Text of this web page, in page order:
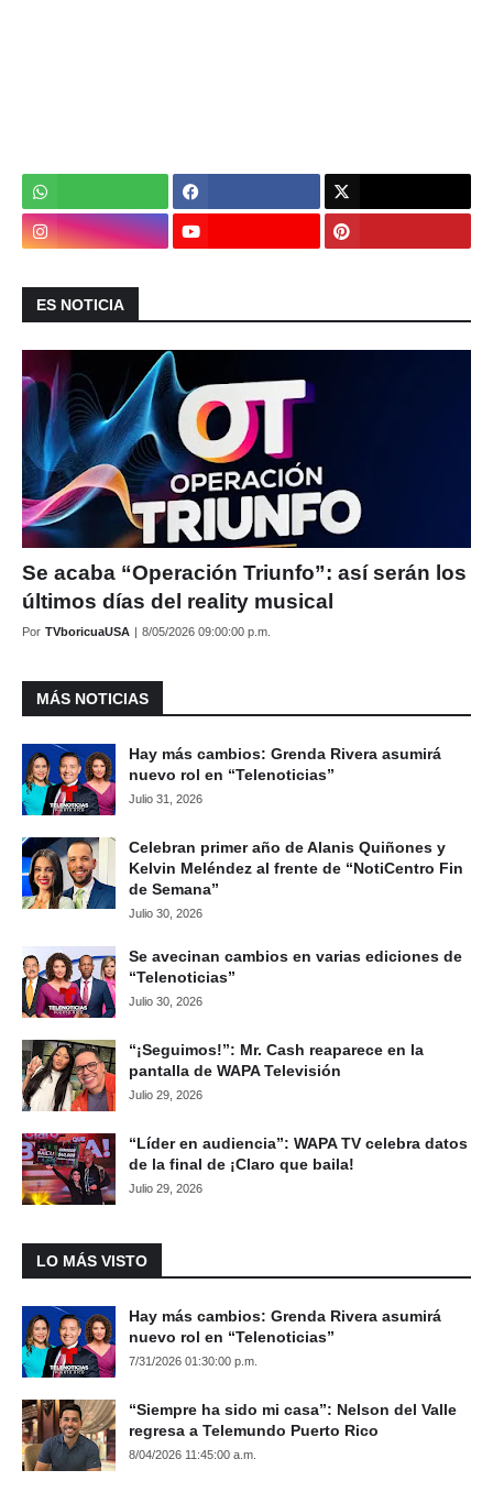
ES NOTICIA
Se acaba “Operación Triunfo”: así serán los
últimos días del reality musical
Por TVboricuaUSA | 8/05/2026 09:00:00 p.m.
MÁS NOTICIAS
Hay más cambios: Grenda Rivera asumirá
nuevo rol en “Telenoticias”
Julio 31, 2026
Celebran primer año de Alanis Quiñones y
Kelvin Meléndez al frente de “NotiCentro Fin
de Semana”
Julio 30, 2026
Se avecinan cambios en varias ediciones de
“Telenoticias”
Julio 30, 2026
“¡Seguimos!”: Mr. Cash reaparece en la
pantalla de WAPA Televisión
Julio 29, 2026
“Líder en audiencia”: WAPA TV celebra datos
de la final de ¡Claro que baila!
Julio 29, 2026
LO MÁS VISTO
Hay más cambios: Grenda Rivera asumirá
nuevo rol en “Telenoticias”
7/31/2026 01:30:00 p.m.
“Siempre ha sido mi casa”: Nelson del Valle
regresa a Telemundo Puerto Rico
8/04/2026 11:45:00 a.m.